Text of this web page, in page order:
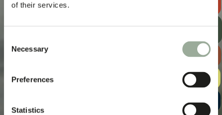
of their services.
Selection
Necessary
Preferences
Statistics
BEKIJK DE
TASSENGIDS
GRATIS
SAMPLEKIT
GESPREK